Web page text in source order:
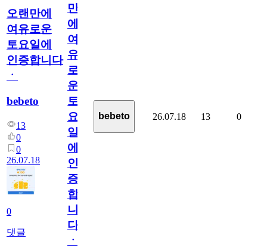
오랜만에
여유로운
토요일에
인증합니다
ㆍ
bebeto
13
0
0
26.07.18
0
댓글
만
에
여
유
로
운
토
요
일
에
인
증
합
니
다
ㆍ
bebeto 26.07.18 13 0